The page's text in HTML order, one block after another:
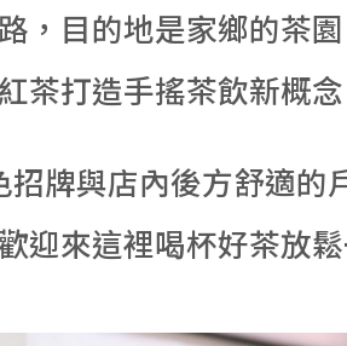
，目的地是家鄉的茶園
茶打造手搖茶飲新概念
牌與店內後方舒適的
迎來這裡喝杯好茶放鬆